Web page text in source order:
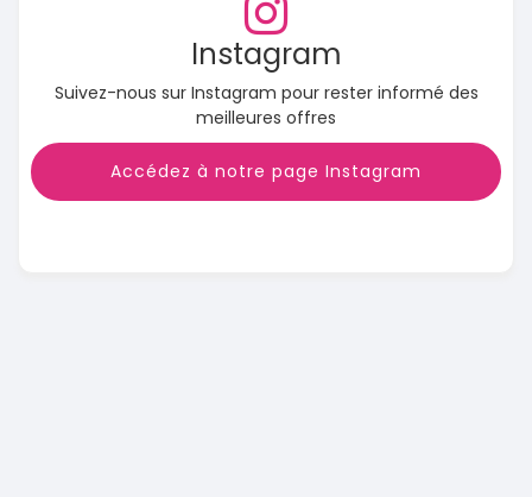
Instagram
Suivez-nous sur Instagram pour rester informé des
meilleures offres
Accédez à notre page Instagram